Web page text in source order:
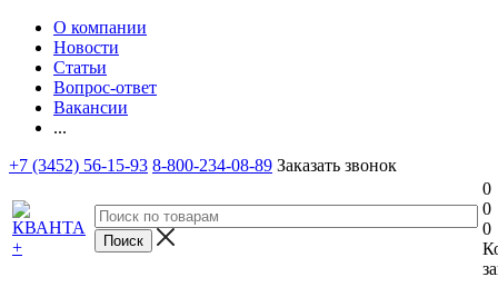
О компании
Новости
Статьи
Вопрос-ответ
Вакансии
...
+7 (3452) 56-15-93 8-800-234-08-89 Заказать звонок
0
0
0